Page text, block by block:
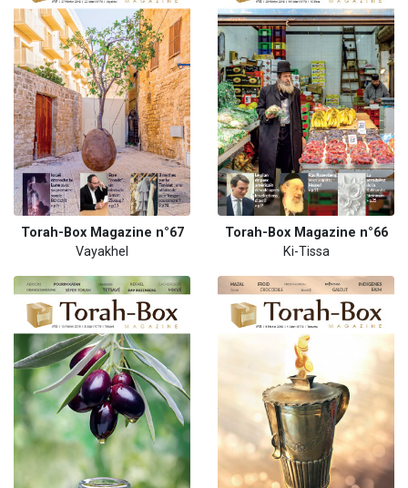
Torah-Box Magazine n°67
Vayakhel
Torah-Box Magazine n°66
Ki-Tissa